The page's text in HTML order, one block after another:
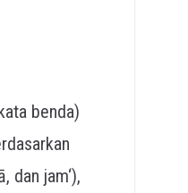
benda)
dan jam‘),